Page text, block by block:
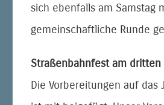
sich ebenfalls am Samstag
gemeinschaftliche Runde
Straßenbahnfest am
Die Vorbereitungen auf das